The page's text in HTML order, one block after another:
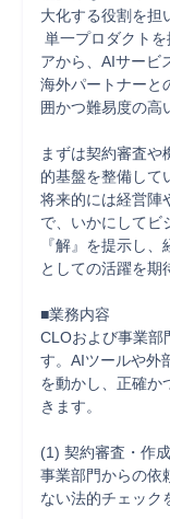
大化する役割を担
アから、AIサービ
海外パートナーと
囲かつ難易度の高
まずは契約審査
的基盤を整備して
将来的には経営陣
で、いかにしてビ
『解』を提示し
としての活躍を期
■業務内容
CLOおよび事業部
す。AIツールや外
を動かし、正確か
きます。
(1) 契約審査・作
事業部門からの依
ない法的チェック